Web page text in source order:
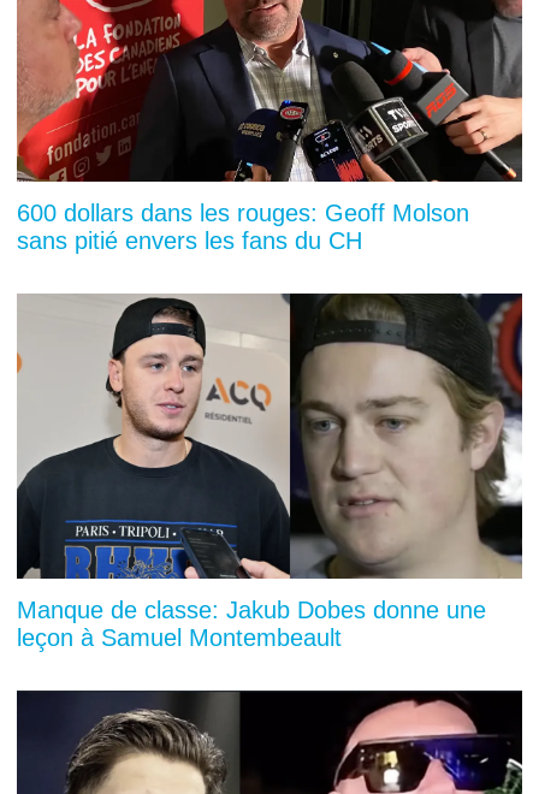
600 dollars dans les rouges: Geoff Molson
sans pitié envers les fans du CH
Manque de classe: Jakub Dobes donne une
leçon à Samuel Montembeault